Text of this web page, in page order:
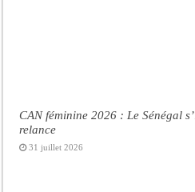
CAN féminine 2026 : Le Sénégal
relance
31 juillet 2026